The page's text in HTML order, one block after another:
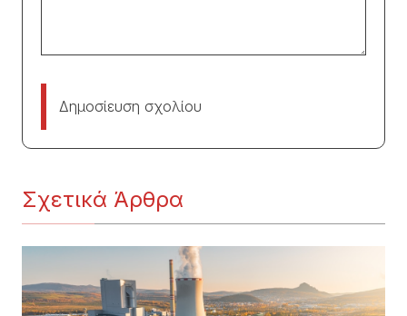
Δημοσίευση σχολίου
Σχετικά Άρθρα